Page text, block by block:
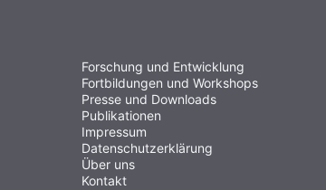
Forschung und Entwicklung
Fortbildungen und Workshops
Presse und Downloads
Publikationen
Impressum
Datenschutzerklärung
Über uns
Kontakt